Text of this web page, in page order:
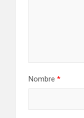
Nombre *